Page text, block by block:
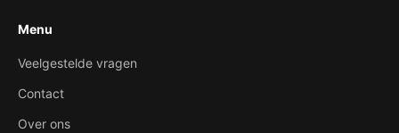
Menu
Veelgestelde vragen
Contact
Over ons